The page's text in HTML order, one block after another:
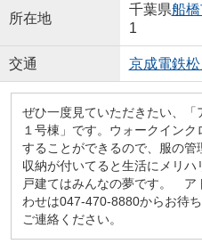
所在地
千葉県船
1
交通 京成電鉄
ぜひ一度見ていただきたい、
１号棟」です。ウォークイン
することができるので、服の
収納が付いてると生活にメリ
戸建てはみんなの夢です。 ア
わせは047-470-8880からお待
ご連絡ください。